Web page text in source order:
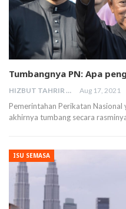
Tumbangnya PN: Apa
HIZBUT TAHRIR MALAYSIA Aug 17, 2021
Pemerintahan Perikatan
akhirnya tumbang secara
ISU SEMASA